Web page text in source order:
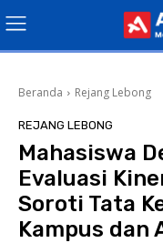
Beranda Rejang Lebong
REJANG LEBONG
Mahasiswa
Evaluasi
Soroti Tata
Kampus dan